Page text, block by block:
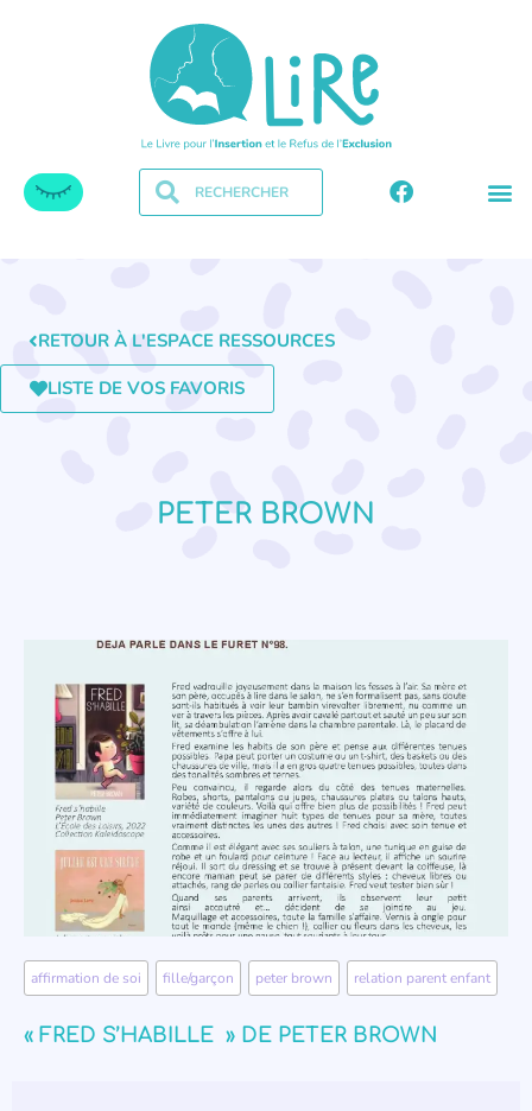
RETOUR À L'ESPACE RESSOURCES
LISTE DE VOS FAVORIS
PETER BROWN
affirmation de soi fille/garçon peter brown relation parent enfant
« FRED S’HABILLE » DE PETER BROWN